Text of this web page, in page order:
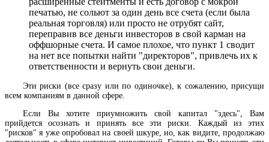
печатью, не сольют за один день все счета (если была
реальная торговля) или просто не отрубят сайт,
переправив все деньги инвесторов в свой карман на
оффшорные счета. И самое плохое, что пункт 1 сводит
на нет все попытки найти "директоров", привлечь их к
ответственности и вернуть свои деньги.
Эти риски (все сразу или по одиночке), к сожалению, присущи
всем компаниям в данной сфере.
Если Вы хотите приумножить свой капитал "здесь", Вам
прийдется осознать и принять все эти риски. Каждый из этих
"рисков" я уже опробовал на своей шкуре, но, как видите, продолжаю